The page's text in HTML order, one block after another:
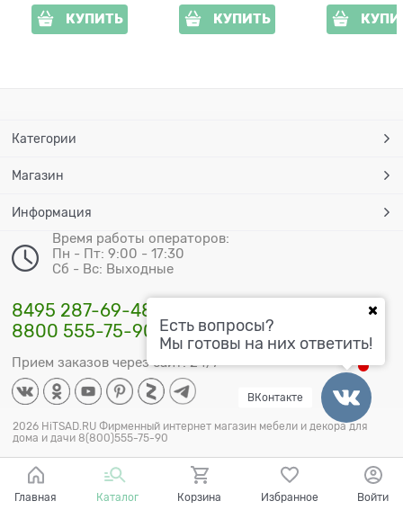
КУПИТЬ КУПИТЬ
Категории
Магазин
Информация
Время работы операторов:
Пн - Пт: 9:00 - 17:30
Сб - Вс: Выходные
8495 287-69-48
8800 555-75-90
Прием заказов через сайт: 24/7
2026 HiTSAD.RU Фирменный интернет магазин мебели и декора для
дома и дачи 8(800)555-75-90
Главная Каталог Корзина Избранное Войти
Есть вопросы?
Мы готовы на них ответить!
ВКонтакте